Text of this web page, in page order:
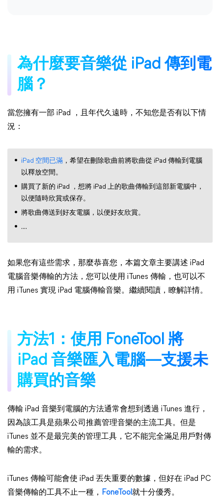
為什麼要音樂從 iPad 傳到電
腦？
當您擁有一部 iPad ，且年代久遠時，不知您是否有以下情
況：
iPad 空間已滿 ，希望在刪除歌曲前將歌曲從 iPad 傳輸到電腦
以釋放空間。
購買了新的 iPad ，想將 iPad 上的歌曲傳輸到這部新電腦中，
以便隨時欣賞或保存。
將歌曲傳送到好友電腦，以便好友欣賞。
....
如果您有這些需求，那麼恭喜您，本篇文章主要講述 iPad
電腦音樂傳輸的方法，您可以使用 iTunes 傳輸，也可以不
用 iTunes 實現 iPad 電腦傳輸音樂。繼續閱讀，瞭解詳情。
方法1：使用 FoneTool 將
iPad 音樂匯入電腦—支援未
購買的音樂
傳輸 iPad 音樂到電腦的方法通常會想到透過 iTunes 進行，
因為該工具是蘋果公司推薦管理音樂的主流工具。但是
iTunes 並不是最完美的管理工具，它不能完全滿足用戶對傳
輸的需求。
iTunes 傳輸可能會使 iPad 丟失重要的數據，但好在 iPad PC
音樂傳輸的工具不止一種，
FoneTool就十分優秀。